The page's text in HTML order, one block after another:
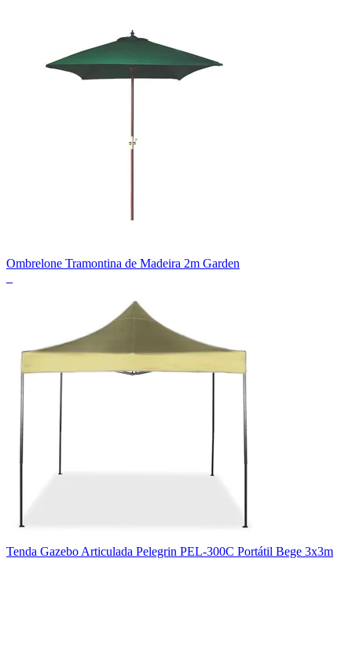
Ombrelone Tramontina de Madeira 2m Garden
Tenda Gazebo Articulada Pelegrin PEL-300C Portátil Bege 3x3m